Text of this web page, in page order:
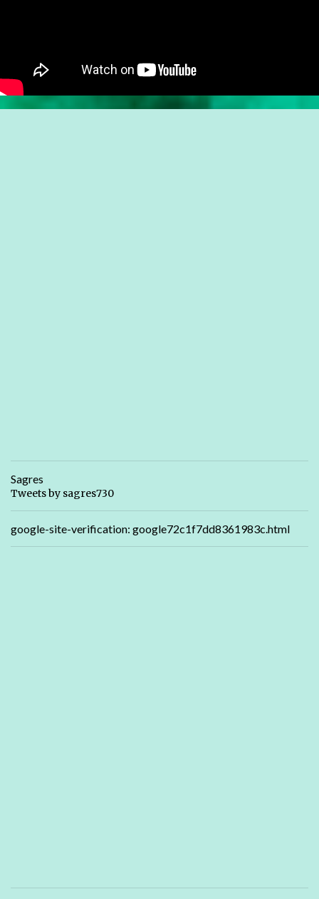
Sagres
Tweets by sagres730
google-site-verification: google72c1f7dd8361983c.html